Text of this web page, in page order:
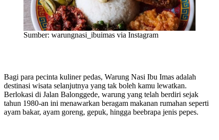
Sumber: warungnasi_ibuimas via Instagram
Bagi para pecinta kuliner pedas, Warung Nasi Ibu Imas adalah
destinasi wisata selanjutnya yang tak boleh kamu lewatkan.
Berlokasi di Jalan Balonggede, warung yang telah berdiri sejak
tahun 1980-an ini menawarkan beragam makanan rumahan seperti
ayam bakar, ayam goreng, gepuk, hingga beebrapa jenis pepes.